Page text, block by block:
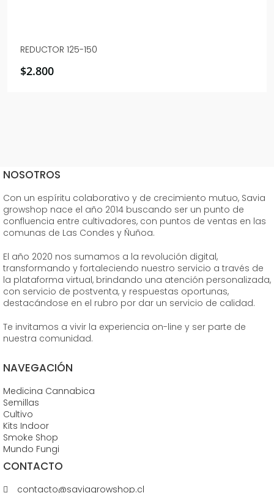
REDUCTOR 125-150
$2.800
NOSOTROS
Con un espíritu colaborativo y de crecimiento mutuo, Savia
growshop nace el año 2014 buscando ser un punto de
confluencia entre cultivadores, con puntos de ventas en las
comunas de Las Condes y Ñuñoa.
El año 2020 nos sumamos a la revolución digital,
transformando y fortaleciendo nuestro servicio a través de
la plataforma virtual, brindando una atención personalizada,
con servicio de postventa, y respuestas oportunas,
destacándose en el rubro por dar un servicio de calidad.
Te invitamos a vivir la experiencia on-line y ser parte de
nuestra comunidad.
NAVEGACIÓN
Medicina Cannabica
Semillas
Cultivo
Kits Indoor
Smoke Shop
Mundo Fungi
CONTACTO
contacto@saviagrowshop.cl